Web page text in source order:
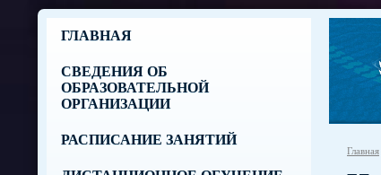
ГЛАВНАЯ
СВЕДЕНИЯ ОБ
ОБРАЗОВАТЕЛЬНОЙ
ОРГАНИЗАЦИИ
РАСПИСАНИЕ ЗАНЯТИЙ
Главная